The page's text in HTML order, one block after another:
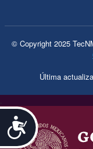
Accesibilidad
© Copyright 2025
Última
.